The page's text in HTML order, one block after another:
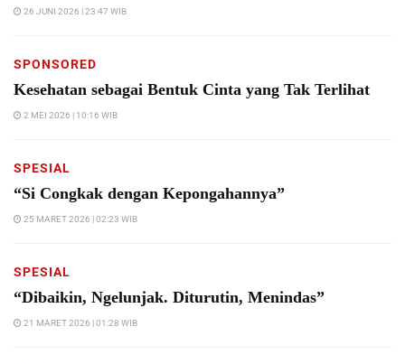
26 JUNI 2026 | 23:47 WIB
SPONSORED
Kesehatan sebagai Bentuk Cinta yang Tak Terlihat
2 MEI 2026 | 10:16 WIB
SPESIAL
“Si Congkak dengan Kepongahannya”
25 MARET 2026 | 02:23 WIB
SPESIAL
“Dibaikin, Ngelunjak. Diturutin, Menindas”
21 MARET 2026 | 01:28 WIB